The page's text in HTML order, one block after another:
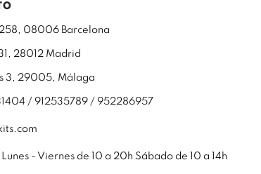
08006 Barcelona
28012 Madrid
3, 29005, Málaga
/ 912535789 / 952286957
Lunes - Viernes de 10 a 20h Sábado de 10 a 14h